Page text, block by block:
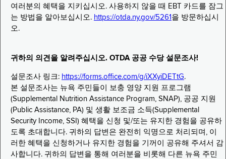
여러분의 혜택을 지키십시오. 사용하지 않을 때 EBT 카드를 잠그
는 방법을 알아보십시오. https://otda.ny.gov/5261 을 방문하십시
오.
귀하의 의견을 알려주십시오. OTDA 공공 수당 설문조사!
설문조사 링크: https://forms.office.com/g/iXXyiDETtG.
본 설문조사는 뉴욕 주민들이 보충 영양 지원 프로그램
(Supplemental Nutrition Assistance Program, SNAP), 공공 지원
(Public Assistance, PA) 및 생활 보조금 소득(Supplemental
Security Income, SSI) 혜택을 신청 및/또는 유지한 경험을 공유하
도록 초대합니다. 귀하의 답변은 완전히 익명으로 처리되며, 이
러한 혜택을 신청하거나 유지한 경험을 기꺼이 공유해 주셔서 감
사합니다. 귀하의 답변을 통해 여러분을 비롯해 다른 뉴욕 주민